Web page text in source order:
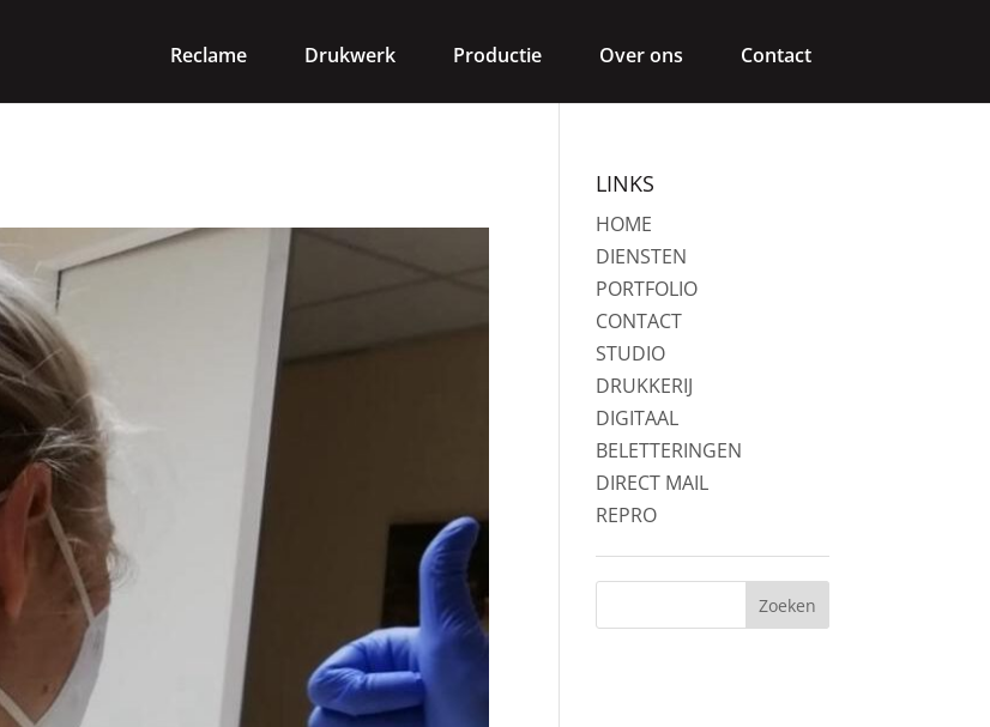
Reclame Drukwerk Productie Over ons Contact
LINKS
HOME
DIENSTEN
PORTFOLIO
CONTACT
STUDIO
DRUKKERIJ
DIGITAAL
BELETTERINGEN
DIRECT MAIL
REPRO